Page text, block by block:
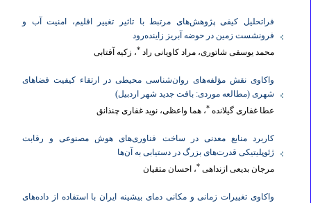
فراتحلیل کیفی پژوهش‌های مرتبط با تاثیر تغییر اقلیم، امنیت آب و
فرونشست زمین در حوضه آبریز زاینده‌رود
محمد یوسفی شاتوری، مراد کاویانی راد ، زکیه آفتابی
واکاوی نقش مؤلفه‌های روان‌شناسی محیطی در ارتقاء کیفیت فضاهای
شهری (مطالعه موردی: بافت جدید شهر اردبیل)
عطا غفاری گیلانده ، هما واعظی، نوید غفاری چنذانق
کاربرد منابع معدنی در ساخت فناوری‌های هوش مصنوعی و رقابت
ژئوپلیتیکی قدرت‌های بزرگ در دستیابی به آن‌ها
مرجان بدیعی ازنداهی
، احسان متقیان
واکاوی تغییرات زمانی و مکانی دمای بیشینه ایران با استفاده از داده‌های